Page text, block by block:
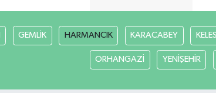
GEMLİK HARMANCIK KARACABEY KELES
ORHANGAZİ YENİŞEHİR